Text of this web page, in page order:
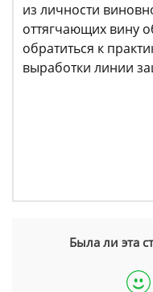
из личности
оттягчающих вину
обратиться к
выработки линии
Была ли эта